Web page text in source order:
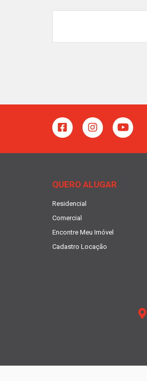
QUERO ALUGAR
Residencial
Comercial
Encontre Meu Imóvel
Cadastro Locação